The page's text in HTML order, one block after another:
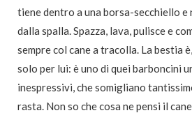
tiene dentro a una borsa-secchiello e
dalla spalla. Spazza, lava, pulisce e
sempre col cane a tracolla. La bestia
solo per lui: è uno di quei barboncini
inespressivi, che somigliano
rasta. Non so che cosa ne pensi il